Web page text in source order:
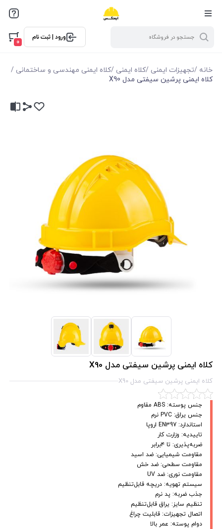
ورود | ثبت نام
0
خانه /تجهیزات ایمنی /کلاه ایمنی /کلاه ایمنی مهندسی و ساختمانی /
کلاه ایمنی پرشین سیفتی مدل X90
کلاه ایمنی پرشین سیفتی مدل X90
کلاه ایمنی پرشین سیفتی مدل X90
جنس پوسته: ABS مقاوم
جنس یراق: PVC نرم
استاندارد: EN397 اروپا
تاییدیه: وزارت کار
ضربه‌پذیری: تا ۴برابر
مقاومت شیمیایی: ضد اسید
مقاومت سطحی: ضد خش
مقاومت نوری: ضد UV
سیستم تهویه: دریچه قابل‌تنظیم
جذب ضربه: پد نرم
تنظیم سایز: یراق قابل‌تنظیم
اتصال تجهیزات: قابلیت چراغ
دوام پوسته: عمر بالا